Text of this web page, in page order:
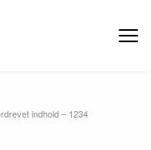
indhold – 1234